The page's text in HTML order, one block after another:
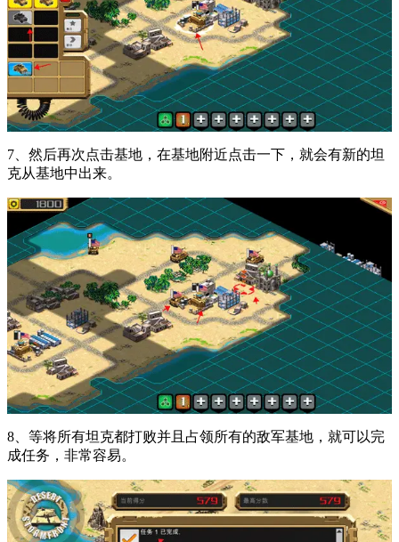
7、然后再次点击基地，在基地附近点击一下，就会有新的坦
克从基地中出来。
8、等将所有坦克都打败并且占领所有的敌军基地，就可以完
成任务，非常容易。